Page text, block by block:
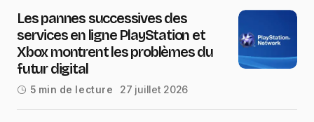
Les pannes successives des
services en ligne PlayStation et
Xbox montrent les problèmes du
futur digital
5 min de lecture 27 juillet 2026